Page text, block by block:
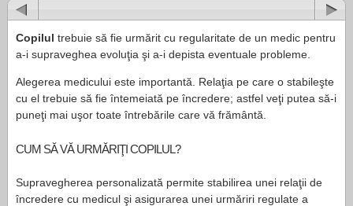
Copilul trebuie să fie urmărit cu regularitate de un medic pentru
a-i supraveghea evoluţia şi a-i depista eventuale probleme.
Alegerea medicului este importantă. Relaţia pe care o stabileşte
cu el trebuie să fie întemeiată pe încredere; ast­fel veţi putea să-i
puneţi mai uşor toate întrebările care vă frământă.
CUM SĂ VĂ URMĂRIŢI COPILUL?
Supravegherea personalizată permite stabilirea unei relaţii de
încredere cu medicul şi asigurarea unei urmăriri re­gulate a